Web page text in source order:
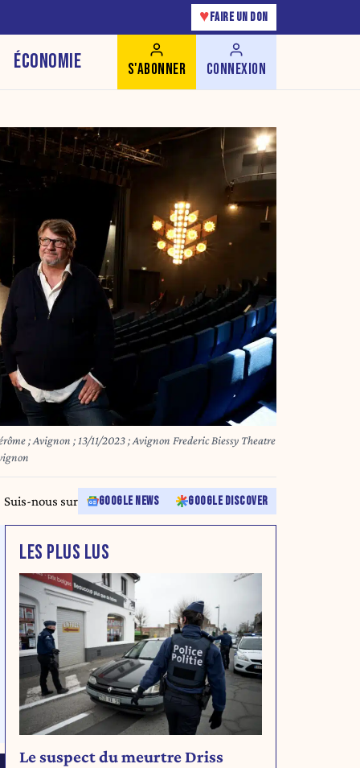
♥ FAIRE UN DON
ÉCONOMIE S'ABONNER CONNEXION
; 13/11/2023 ; Avignon Frederic Biessy Theatre
Suis-nous sur GOOGLE NEWS GOOGLE DISCOVER
LES PLUS LUS
Le suspect du meurtre Driss